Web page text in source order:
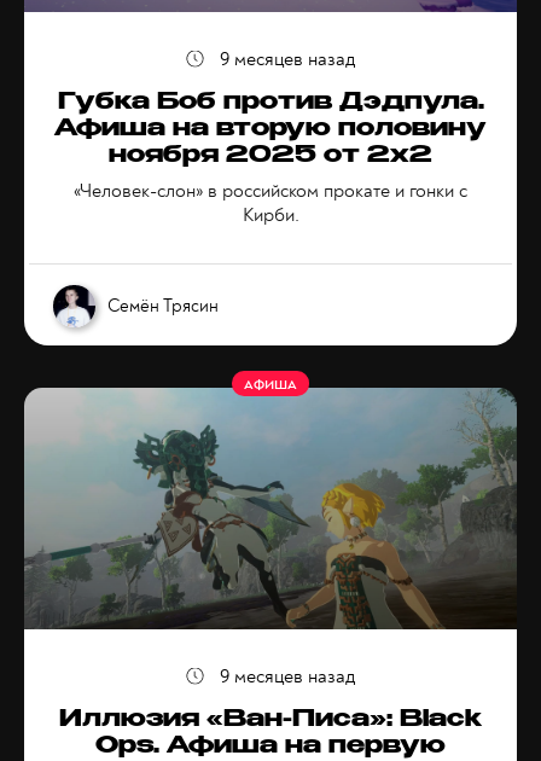
Губка Боб против Дэдпула.
Афиша на вторую половину
ноября 2025 от 2x2
«Человек-слон» в российском прокате и гонки с
Кирби.
Семён Трясин
9 месяцев назад
Иллюзия «Ван-Писа»: Black
Ops. Афиша на первую
АФИША
9 месяцев назад